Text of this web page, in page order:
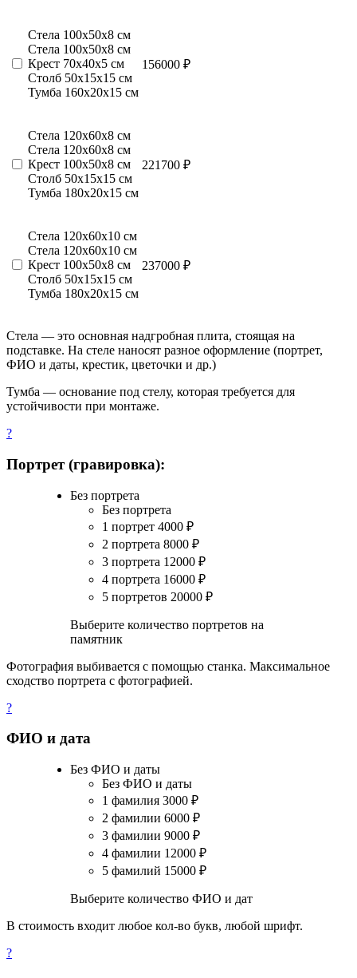
Стела 100х50х8 см
Стела 100х50х8 см
Крест 70х40х5 см
Столб 50х15х15 см
Тумба 160х20х15 см
156000 ₽
Стела 120х60х8 см
Стела 120х60х8 см
Крест 100х50х8 см
Столб 50х15х15 см
Тумба 180х20х15 см
221700 ₽
Стела 120х60х10 см
Стела 120х60х10 см
Крест 100х50х8 см
Столб 50х15х15 см
Тумба 180х20х15 см
237000 ₽
Стела — это основная надгробная плита, стоящая на
подставке. На стеле наносят разное оформление (портрет,
ФИО и даты, крестик, цветочки и др.)
Тумба — основание под стелу, которая требуется для
устойчивости при монтаже.
?
Портрет (гравировка):
Без портрета
Без портрета
1 портрет 4000 ₽
2 портрета 8000 ₽
3 портрета 12000 ₽
4 портрета 16000 ₽
5 портретов 20000 ₽
Выберите количество портретов на
памятник
Фотография выбивается с помощью станка. Максимальное
сходство портрета с фотографией.
?
ФИО и дата
Без ФИО и даты
Без ФИО и даты
1 фамилия 3000 ₽
2 фамилии 6000 ₽
3 фамилии 9000 ₽
4 фамилии 12000 ₽
5 фамилий 15000 ₽
Выберите количество ФИО и дат
В стоимость входит любое кол-во букв, любой шрифт.
?